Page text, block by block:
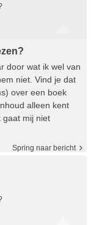
door wat ik wel van
niet. Vind je dat
over een boek
alleen kent
gaat mij niet
Spring naar bericht